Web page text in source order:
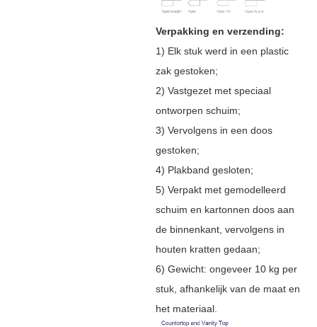
Verpakking en verzending:
1) Elk stuk werd in een plastic
zak gestoken;
2) Vastgezet met speciaal
ontworpen schuim;
3) Vervolgens in een doos
gestoken;
4) Plakband gesloten;
5) Verpakt met gemodelleerd
schuim en kartonnen doos aan
de binnenkant, vervolgens in
houten kratten gedaan;
6) Gewicht: ongeveer 10 kg per
stuk, afhankelijk van de maat en
het materiaal.